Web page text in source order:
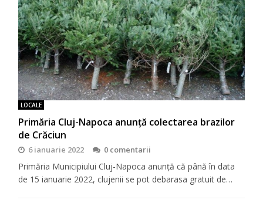
LOCALE
Primăria Cluj-Napoca anunță colectarea brazilor
de Crăciun
6 ianuarie 2022 0 comentarii
Primăria Municipiului Cluj-Napoca anunță că până în data
de 15 ianuarie 2022, clujenii se pot debarasa gratuit de…